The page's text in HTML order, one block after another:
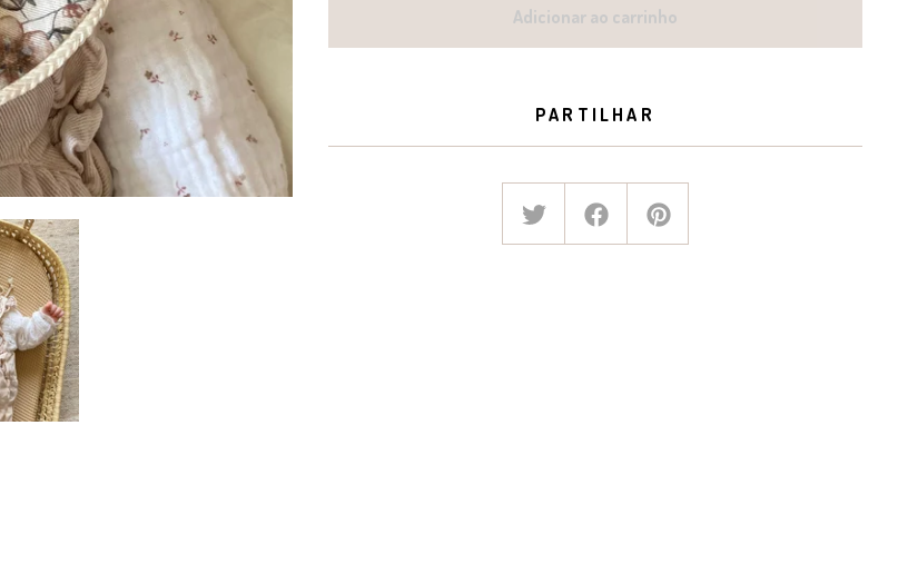
Adicionar ao carrinho
PARTILHAR